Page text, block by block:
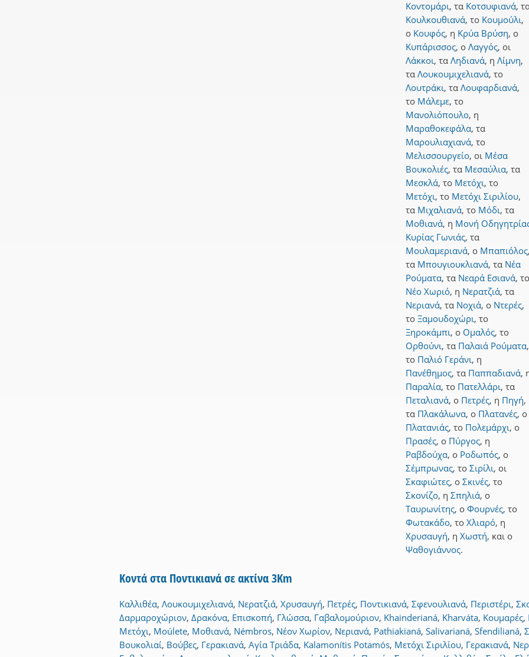
Κοντομάρι, τα Κοτσυφιανά,
Κουλκουθιανά, το Κουμούλι,
ο Κουφός, η Κρύα Βρύση, ο
Κυπάρισσος, ο Λαγγός, οι
Λάκκοι, τα Ληδιανά, η Λίμνη,
τα Λουκουμιχελιανά, το
Λουτράκι, τα Λουφαρδιανά,
το Μάλεμε, το
Μανολιόπουλο, η
Μαραθοκεφάλα, τα
Μαρουλιαχιανά, το
Μελισσουργείο, οι Μέσα
Βουκολιές, τα Μεσαύλια, τα
Μεσκλά, το Μετόχι, το
Μετόχι, το Μετόχι Σιριλίου,
τα Μιχαλιανά, το Μόδι, τα
Μοθιανά, η Μονή
Κυρίας Γωνιάς, τα
Μουλαμεριανά, ο Μπαπιόλος
τα Μπουγιουκλιανά, τα Νέα
Ρούματα, τα Νεαρά Εσιανά, το
Νέο Χωριό, η Νερατζιά, τα
Νεριανά, τα Νοχιά, ο Ντερές,
το Ξαμουδοχώρι, το
Ξηροκάμπι, ο Ομαλός, το
Ορθούνι, τα Παλαιά Ρούματα,
το Παλιό Γεράνι, η
Πανέθημος, τα Παππαδιανά,
Παραλία, το Πατελλάρι, τα
Πεταλιανά, ο Πετρές, η Πηγή,
τα Πλακάλωνα, ο Πλατανές, ο
Πλατανιάς, το Πολεμάρχι, ο
Πρασές, ο Πύργος, η
Ραβδούχα, ο Ροδωπός, ο
Σέμπρωνας, το Σιρίλι, οι
Σκαφιώτες, ο Σκινές, το
Σκονίζο, η Σπηλιά, ο
Ταυρωνίτης, ο Φουρνές, το
Φωτακάδο, το Χλιαρό, η
Χρυσαυγή, η Χωστή, και ο
Ψαθογιάννος.
Κοντά στα Ποντικιανά σε ακτίνα 3Km
Καλλιθέα, Λουκουμιχελιανά, Νερατζιά, Χρυσαυγή, Πετρές, Ποντικιανά, Σφενουλιανά, Περιστέρι,
Δαρμαροχώριον, Δρακόνα, Επισκοπή, Γλώσσα, Γαβαλομούριον, Khainderianá, Kharváta, Κουμαρές,
Μετόχι, Moúlete, Μοθιανά, Némbros, Νέον Χωρίον, Νεριανά, Pathiakianá, Salivarianá, Sfendilianá,
Βουκολιαί, Βούβες, Γερακιανά, Αγία Τριάδα, Kalamonítis Potamós, Μετόχι Σιριλίου, Γερακιανά,